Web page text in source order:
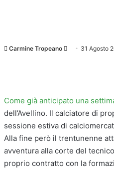
Carmine Tropeano
Invia 31 Agosto
Come già anticipato una
dell’Avellino. Il calciatore di
sessione estiva di
Alla fine però il trentunenne
avventura alla corte del
proprio contratto con la